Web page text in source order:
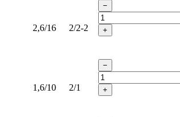
2,6/16 2/2-2
−
+
1,6/10 2/1
−
+